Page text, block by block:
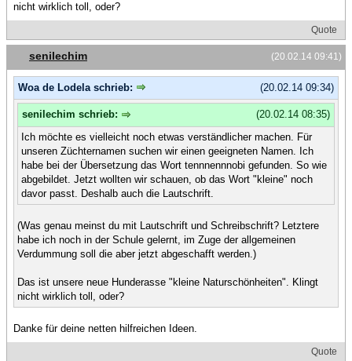
nicht wirklich toll, oder?
Quote
(20.02.14 09:41)
senilechim
(20.02.14 09:34)
Woa de Lodela schrieb:
(20.02.14 08:35)
senilechim schrieb:
Ich möchte es vielleicht noch etwas verständlicher machen. Für
unseren Züchternamen suchen wir einen geeigneten Namen. Ich
habe bei der Übersetzung das Wort tennnennnobi gefunden. So wie
abgebildet. Jetzt wollten wir schauen, ob das Wort "kleine" noch
davor passt. Deshalb auch die Lautschrift.
(Was genau meinst du mit Lautschrift und Schreibschrift? Letztere
habe ich noch in der Schule gelernt, im Zuge der allgemeinen
Verdummung soll die aber jetzt abgeschafft werden.)
Das ist unsere neue Hunderasse "kleine Naturschönheiten". Klingt
nicht wirklich toll, oder?
Danke für deine netten hilfreichen Ideen.
Quote